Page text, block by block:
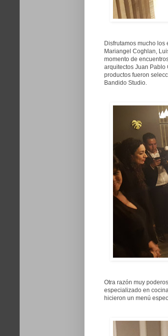
Disfrutamos mucho
Mariangel Coghlan,
momento de
arquitectos Juan Pablo
productos fueron
Bandido Studio.
Otra razón muy
especializado en
hicieron un menú